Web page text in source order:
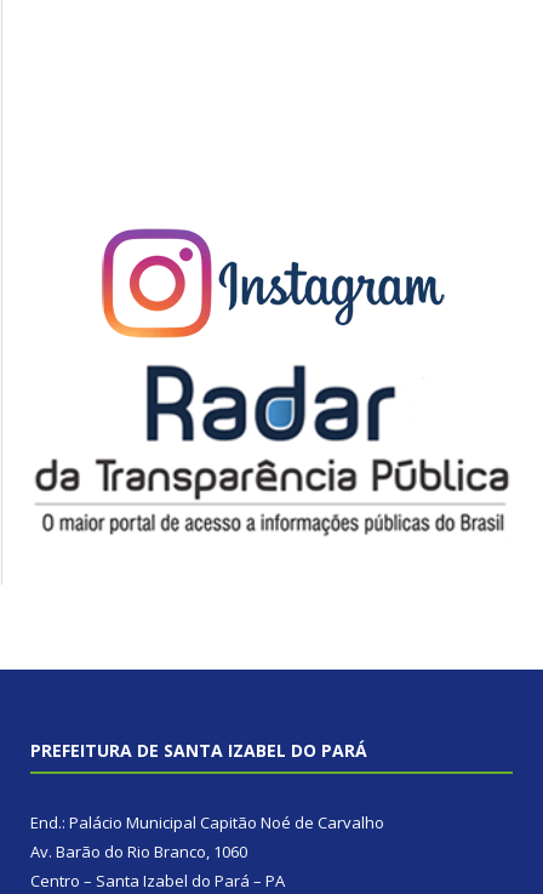
PREFEITURA DE SANTA IZABEL DO PARÁ
End.: Palácio Municipal Capitão Noé de Carvalho
Av. Barão do Rio Branco, 1060
Centro – Santa Izabel do Pará – PA